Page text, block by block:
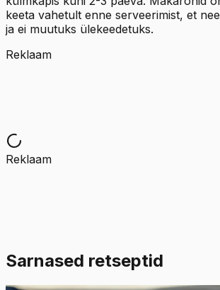
keeta vahetult enne serveerimist, et
ja ei muutuks ülekeedetuks.
Reklaam
Reklaam
Sarnased retseptid